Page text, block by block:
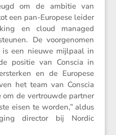
om de ambitie van
een pan-Europese leider
en cloud managed
De voorge­nomen
een nieuwe mijlpaal in
positie van Conscia in
en de Europese
het team van Conscia
de vertrouwde partner
eisen te worden,” aldus
director bij Nordic